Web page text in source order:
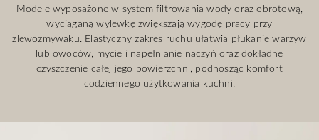
Modele wyposażone w system filtrowania wody oraz obrotową,
wyciąganą wylewkę zwiększają wygodę pracy przy
zlewozmywaku. Elastyczny zakres ruchu ułatwia płukanie warzyw
lub owoców, mycie i napełnianie naczyń oraz dokładne
czyszczenie całej jego powierzchni, podnosząc komfort
codziennego użytkowania kuchni.